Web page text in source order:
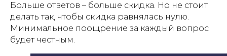
Больше ответов – больше скидка. Но не стоит
делать так, чтобы скидка равнялась нулю.
Минимальное поощрение за каждый вопрос
будет честным.